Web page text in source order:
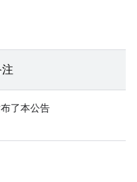
了本公告